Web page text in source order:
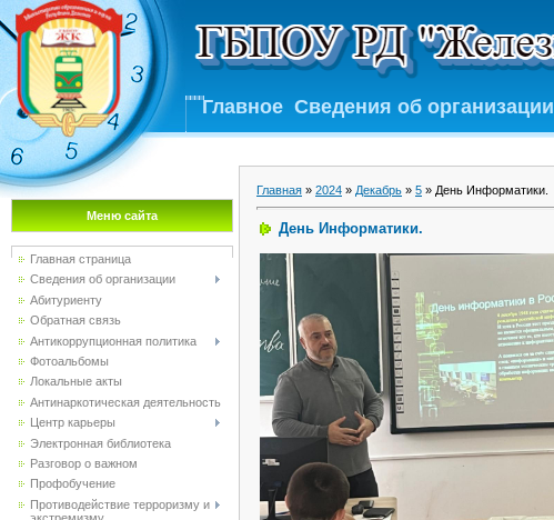
Главное Сведения об организации
Меню сайта
Главная страница
Сведения об организации
Абитуриенту
Обратная связь
Антикоррупционная политика
Фотоальбомы
Локальные акты
Антинаркотическая деятельность
Центр карьеры
Электронная библиотека
Разговор о важном
Профобучение
Противодействие терроризму и
Главная » 2024 » Декабрь » 5 » День Информатики.
День Информатики.